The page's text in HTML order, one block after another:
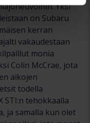
Yksi
on Subaru
kerran
vakaudestaan
monia
Colin McCrae, jota
aikojen
todella
STI:n tehokkaalla
ja samalla kun olet